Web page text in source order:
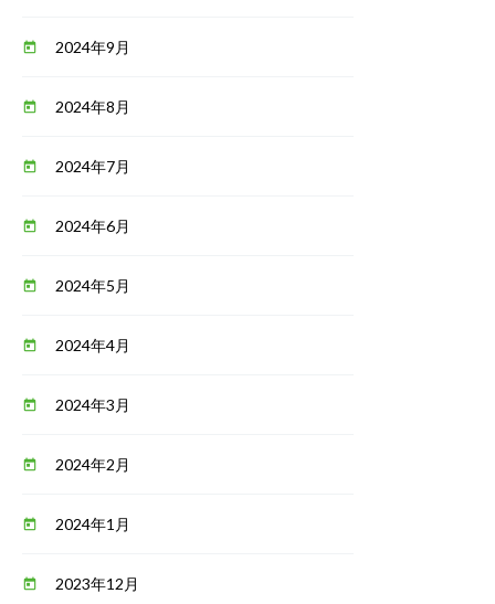
today 2024年9月
today 2024年8月
today 2024年7月
today 2024年6月
today 2024年5月
today 2024年4月
today 2024年3月
today 2024年2月
today 2024年1月
today 2023年12月